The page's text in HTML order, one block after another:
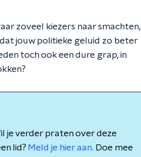
zoveel kiezers naar smachten,
jouw politieke geluid zo beter
toch ook een dure grap, in
je verder praten over deze
lid? Meld je hier aan. Doe mee